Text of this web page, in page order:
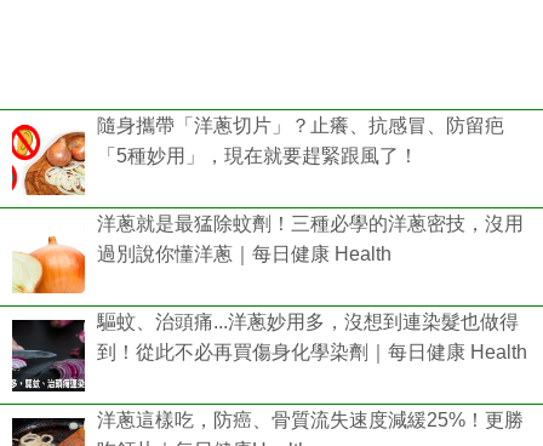
隨身攜帶「洋蔥切片」？止癢、抗感冒、防留疤
「5種妙用」，現在就要趕緊跟風了！
洋蔥就是最猛除蚊劑！三種必學的洋蔥密技，沒用
過別說你懂洋蔥｜每日健康 Health
驅蚊、治頭痛...洋蔥妙用多，沒想到連染髮也做得
到！從此不必再買傷身化學染劑｜每日健康 Health
洋蔥這樣吃，防癌、骨質流失速度減緩25%！更勝